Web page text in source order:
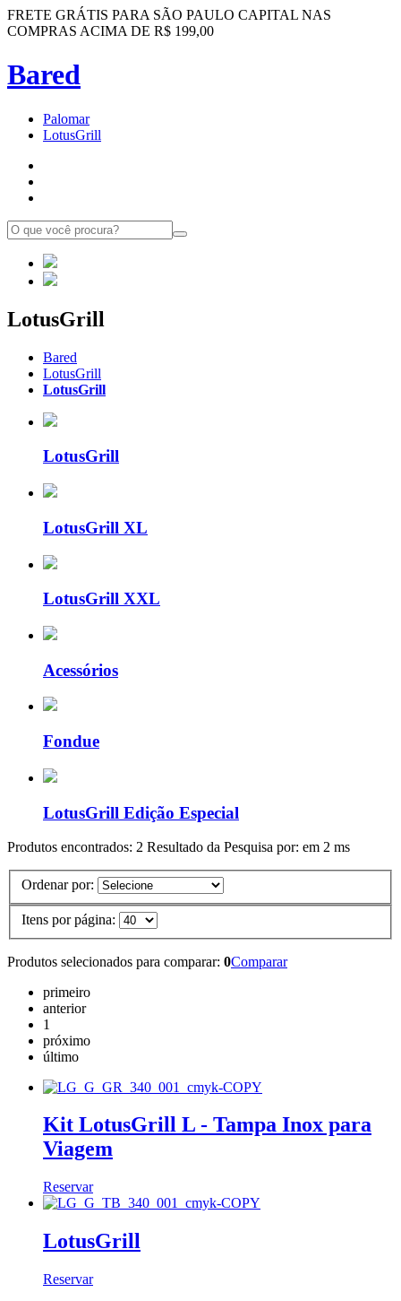
FRETE GRÁTIS PARA SÃO PAULO CAPITAL NAS
COMPRAS ACIMA DE R$ 199,00
Bared
Palomar
LotusGrill
LotusGrill
Bared
LotusGrill
LotusGrill
LotusGrill
LotusGrill XL
LotusGrill XXL
Acessórios
Fondue
LotusGrill Edição Especial
Produtos encontrados: 2 Resultado da Pesquisa por: em 2 ms
Ordenar por:
Itens por página:
Produtos selecionados para comparar: 0Comparar
primeiro
anterior
1
próximo
último
Kit LotusGrill L - Tampa Inox para
Viagem
Reservar
LotusGrill
Reservar